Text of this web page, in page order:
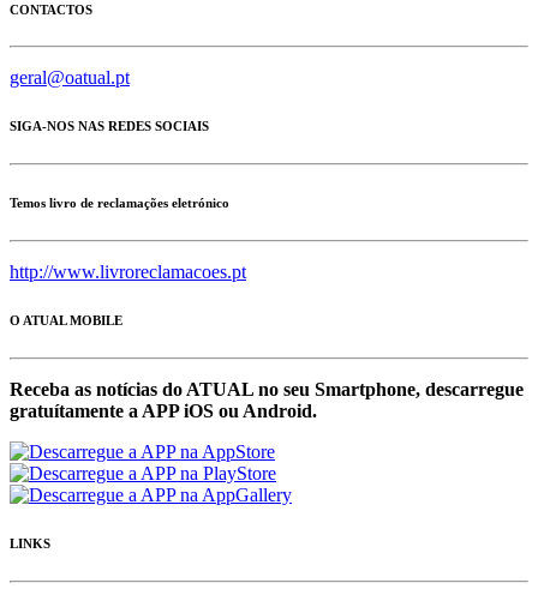
CONTACTOS
geral@oatual.pt
SIGA-NOS NAS REDES SOCIAIS
Temos livro de reclamações eletrónico
http://www.livroreclamacoes.pt
O ATUAL MOBILE
Receba as notícias do ATUAL no seu Smartphone, descarregue
gratuítamente a APP iOS ou Android.
LINKS